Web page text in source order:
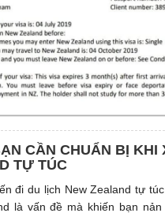
CẦN CHUẨN BỊ KHI
TỰ TÚC
đi du lịch New Zealand tự
là vấn đề mà khiến bạn